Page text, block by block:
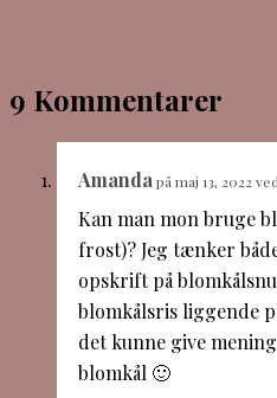
9 Kommentarer
Amanda på maj 13, 2022
Kan man mon bruge
frost)? Jeg tænker
opskrift på
blomkålsris liggende
det kunne give
blomkål 🙂